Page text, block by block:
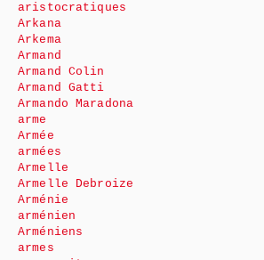
aristocratiques
Arkana
Arkema
Armand
Armand Colin
Armand Gatti
Armando Maradona
arme
Armée
armées
Armelle
Armelle Debroize
Arménie
arménien
Arméniens
armes